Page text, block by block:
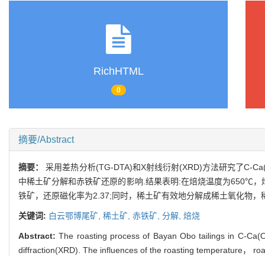
RichHTML
0
摘要/Abstract
摘要：采用差热分析(TG-DTA)和X射线衍射(XRD)方法研究了C-
中稀土矿分解和赤铁矿还原的影响.结果表明:在焙烧温度为650℃
铁矿，还原磁化率为2.37;同时，稀土矿有效地分解成稀土氧化物，
关键词: 白云鄂博尾矿, 稀土矿, 赤铁矿, 分解, 焙烧
Abstract:The roasting process of Bayan Obo tailings in C-
diffraction(XRD). The influences of the roasting temperature，